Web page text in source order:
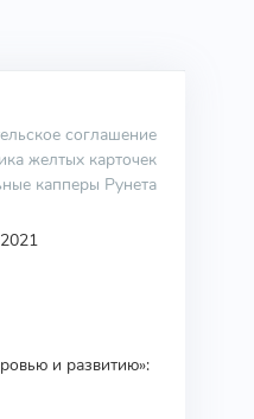
соглашение
желтых карточек
капперы Рунета
и развитию»: